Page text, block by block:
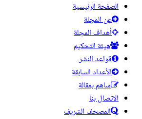
الصفحة الرئيسية
عن المجلة
أهداف المجلة
هيئة التحكيم
قواعد النشر
الأعداد السابقة
ساهم بمقالة
الاتصال بنا
المصحف الشريف